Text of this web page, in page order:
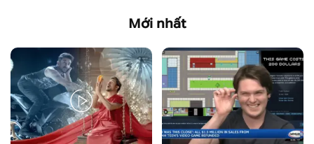
Mới nhất